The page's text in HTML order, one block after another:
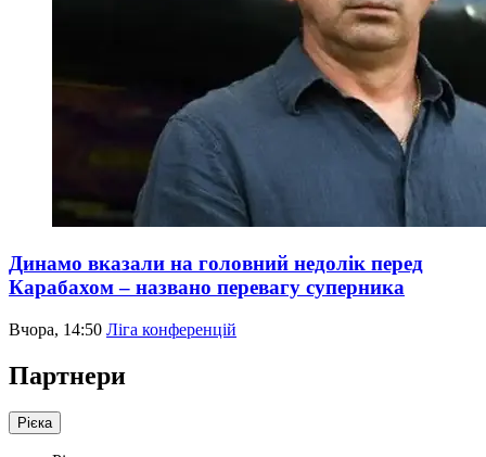
Динамо вказали на головний недолік перед
Карабахом – названо перевагу суперника
Вчора, 14:50 Ліга конференцій
Партнери
Рієка